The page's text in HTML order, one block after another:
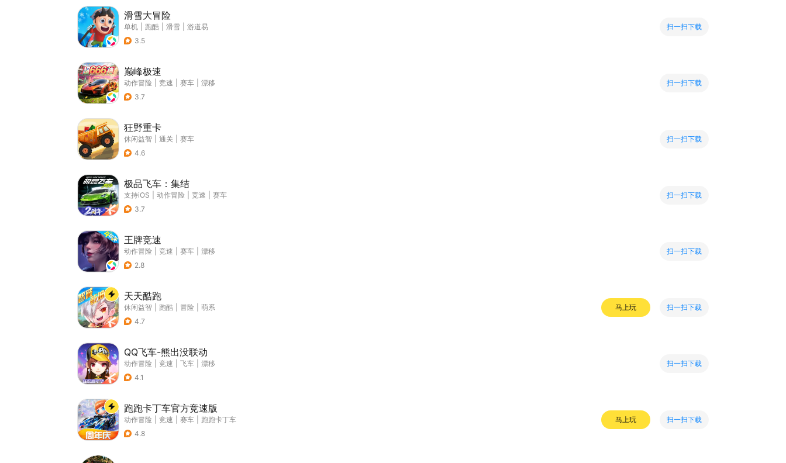
滑雪大冒险
单机 跑酷 滑雪
游道易
3.5
扫一扫下载
巅峰极速
动作冒险 竞速 赛车
漂移
3.7
扫一扫下载
狂野重卡
休闲益智 通关
赛车
4.6
扫一扫下载
极品飞车：集结
支持iOS 动作冒险 竞速
赛车
3.7
扫一扫下载
王牌竞速
动作冒险 竞速 赛车
漂移
2.8
扫一扫下载
天天酷跑
休闲益智 跑酷 冒险
萌系
4.7
马上玩 扫一扫下载
QQ飞车-熊出没联动
动作冒险 竞速 飞车
漂移
4.1
扫一扫下载
跑跑卡丁车官方竞速版
动作冒险 竞速 赛车
跑跑卡丁车
4.8
马上玩 扫一扫下载